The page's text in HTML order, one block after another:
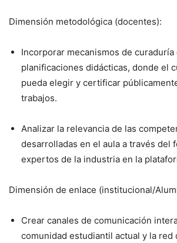
Dimensión metodológica (docentes):
Incorporar mecanismos de
planificaciones didácticas, donde el
pueda elegir y certificar
trabajos.
Analizar la relevancia de las
desarrolladas en el aula a través del
expertos de la industria en la
Dimensión de enlace (institucional/
Crear canales de comunicación
comunidad estudiantil actual y la red